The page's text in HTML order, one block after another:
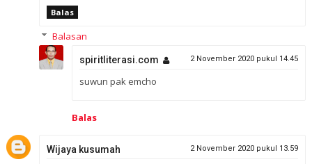
Balas
Balasan
spiritliterasi.com 2 November 2020 pukul 14.45
suwun pak emcho
Balas
Wijaya kusumah 2 November 2020 pukul 13.59